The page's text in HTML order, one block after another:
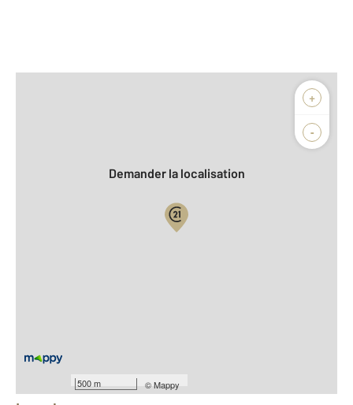
+
-
500 m ©Mappy
Biens vendus
Demander la localisation
Équipements